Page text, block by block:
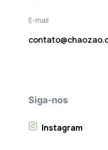
E-mail
Siga-nos
Instagram